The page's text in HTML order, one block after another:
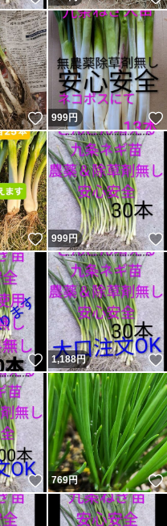
いいね！
999円
いいね！
999円
いいね！
1,188円
いいね！
769円